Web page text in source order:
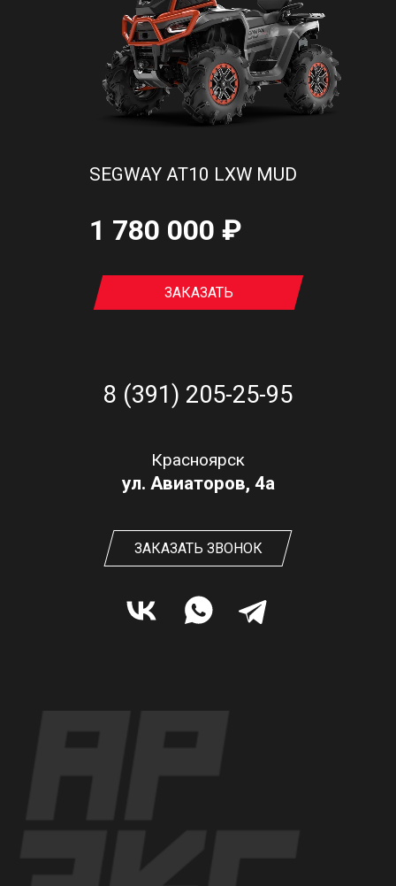
SEGWAY AT10 LXW MUD
1 780 000 ₽
ЗАКАЗАТЬ
8 (391) 205-25-95
Красноярск
ул. Авиаторов, 4а
ЗАКАЗАТЬ ЗВОНОК